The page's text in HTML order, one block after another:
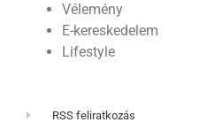
Vélemény
E-kereskedelem
Lifestyle
RSS feliratkozás